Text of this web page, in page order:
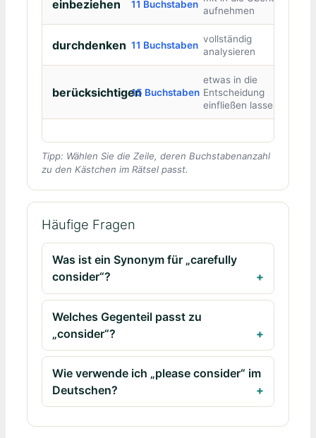
einbeziehen 11 Buchstaben
aufnehmen
durchdenken 11 Buchstaben
vollständig
analysieren
berücksichtigen15 Buchstaben
etwas in die
Entscheidung
einfließen lassen
Tipp: Wählen Sie die Zeile, deren Buchstabenanzahl
zu den Kästchen im Rätsel passt.
Häufige Fragen
Was ist ein Synonym für „carefully
consider“?
Welches Gegenteil passt zu
„consider“?
Wie verwende ich „please consider“ im
Deutschen?